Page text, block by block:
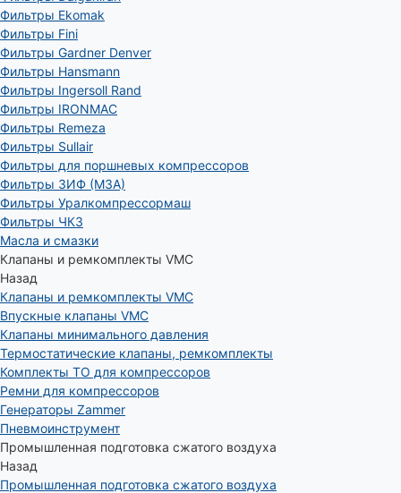
Фильтры Ekomak
Фильтры Fini
Фильтры Gardner Denver
Фильтры Hansmann
Фильтры Ingersoll Rand
Фильтры IRONMAC
Фильтры Remeza
Фильтры Sullair
Фильтры для поршневых компрессоров
Фильтры ЗИФ (МЗА)
Фильтры Уралкомпрессормаш
Фильтры ЧКЗ
Масла и смазки
Клапаны и ремкомплекты VMC
Назад
Клапаны и ремкомплекты VMC
Впускные клапаны VMC
Клапаны минимального давления
Термостатические клапаны, ремкомплекты
Комплекты ТО для компрессоров
Ремни для компрессоров
Генераторы Zammer
Пневмоинструмент
Промышленная подготовка сжатого воздуха
Назад
Промышленная подготовка сжатого воздуха